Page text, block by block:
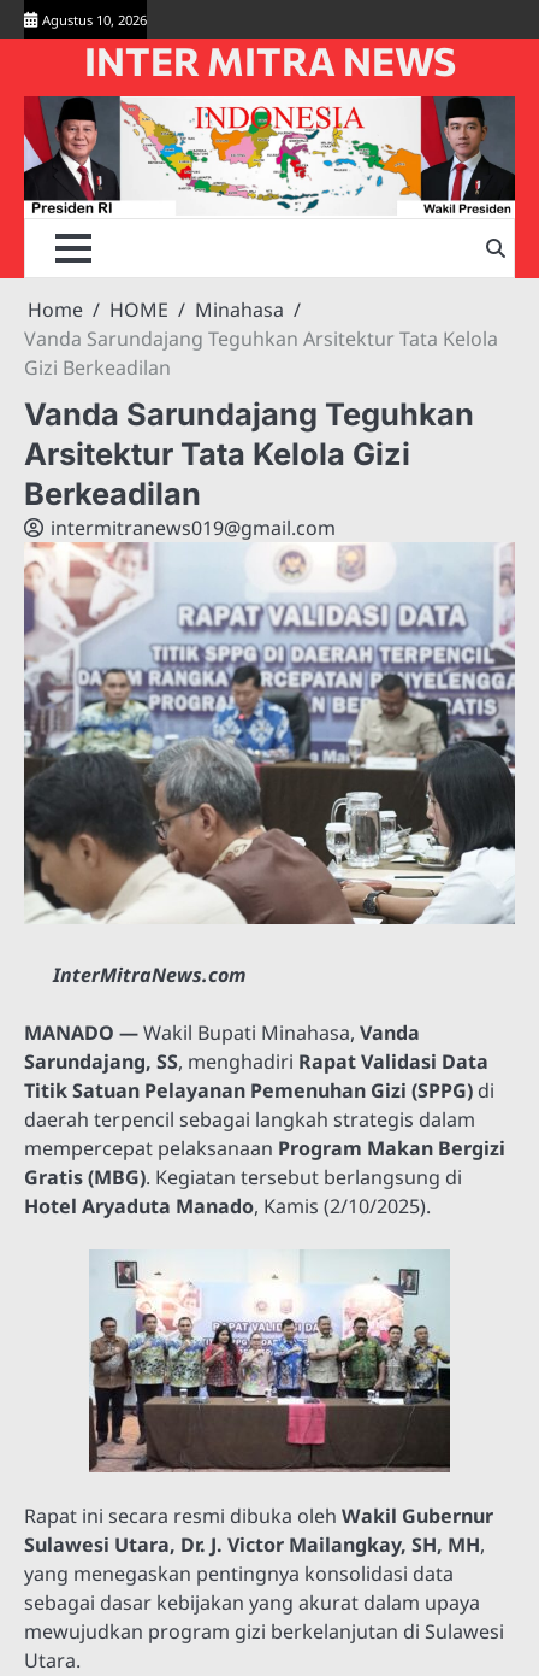
Skip
to
Agustus 10, 2026
INTER MITRA NEWS
Home HOME
Minahasa
Vanda Sarundajang Teguhkan Arsitektur Tata Kelola
Gizi Berkeadilan
Vanda Sarundajang Teguhkan
Arsitektur Tata Kelola Gizi
Berkeadilan
intermitranews019@gmail.com
InterMitraNews.com
MANADO —Wakil Bupati Minahasa, Vanda
Sarundajang, SS, menghadiri Rapat Validasi Data
Titik Satuan Pelayanan Pemenuhan Gizi (SPPG) di
daerah terpencil sebagai langkah strategis dalam
mempercepat pelaksanaan Program Makan Bergizi
Gratis (MBG). Kegiatan tersebut berlangsung di
Hotel Aryaduta Manado, Kamis (2/10/2025).
Rapat ini secara resmi dibuka oleh Wakil Gubernur
Sulawesi Utara, Dr. J. Victor Mailangkay, SH, MH,
yang menegaskan pentingnya konsolidasi data
sebagai dasar kebijakan yang akurat dalam upaya
mewujudkan program gizi berkelanjutan di Sulawesi
Utara.